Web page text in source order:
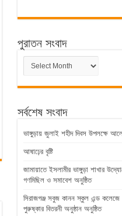
পুরাতন সংবাদ
পুরাতন
সংবাদ
সর্বশেষ সংবাদ
ভাঙ্গুড়ায় জুলাই শহীদ দিবস উপলক্ষে
আষাঢ়ের বৃষ্টি
জামায়াতে ইসলামীর ভাঙ্গুড়া শাখার
গণমিছিল ও সমাবেশ অনুষ্ঠিত
সিরাজগঞ্জ সবুজ কানন স্কুল এন্ড
পুরুষ্কার বিতরনী অনুষ্ঠান অনুষ্ঠিত